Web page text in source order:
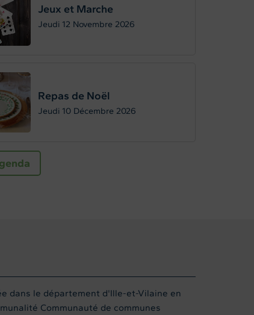
Jeux et Marche
Jeudi 12 Novembre 2026
Repas de Noël
Jeudi 10 Décembre 2026
dans le département d'Ille-et-Vilaine en
Communauté de communes